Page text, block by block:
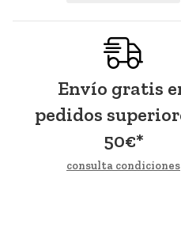
Envío gratis
pedidos
50€*
consulta condiciones